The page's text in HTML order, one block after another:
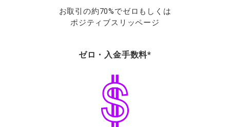
お取引の約70%でゼロもしくは
ポジティブスリッページ
ゼロ・入金手数料*